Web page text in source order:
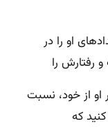
او را در
رفتارش را
از خود، نسبت
که